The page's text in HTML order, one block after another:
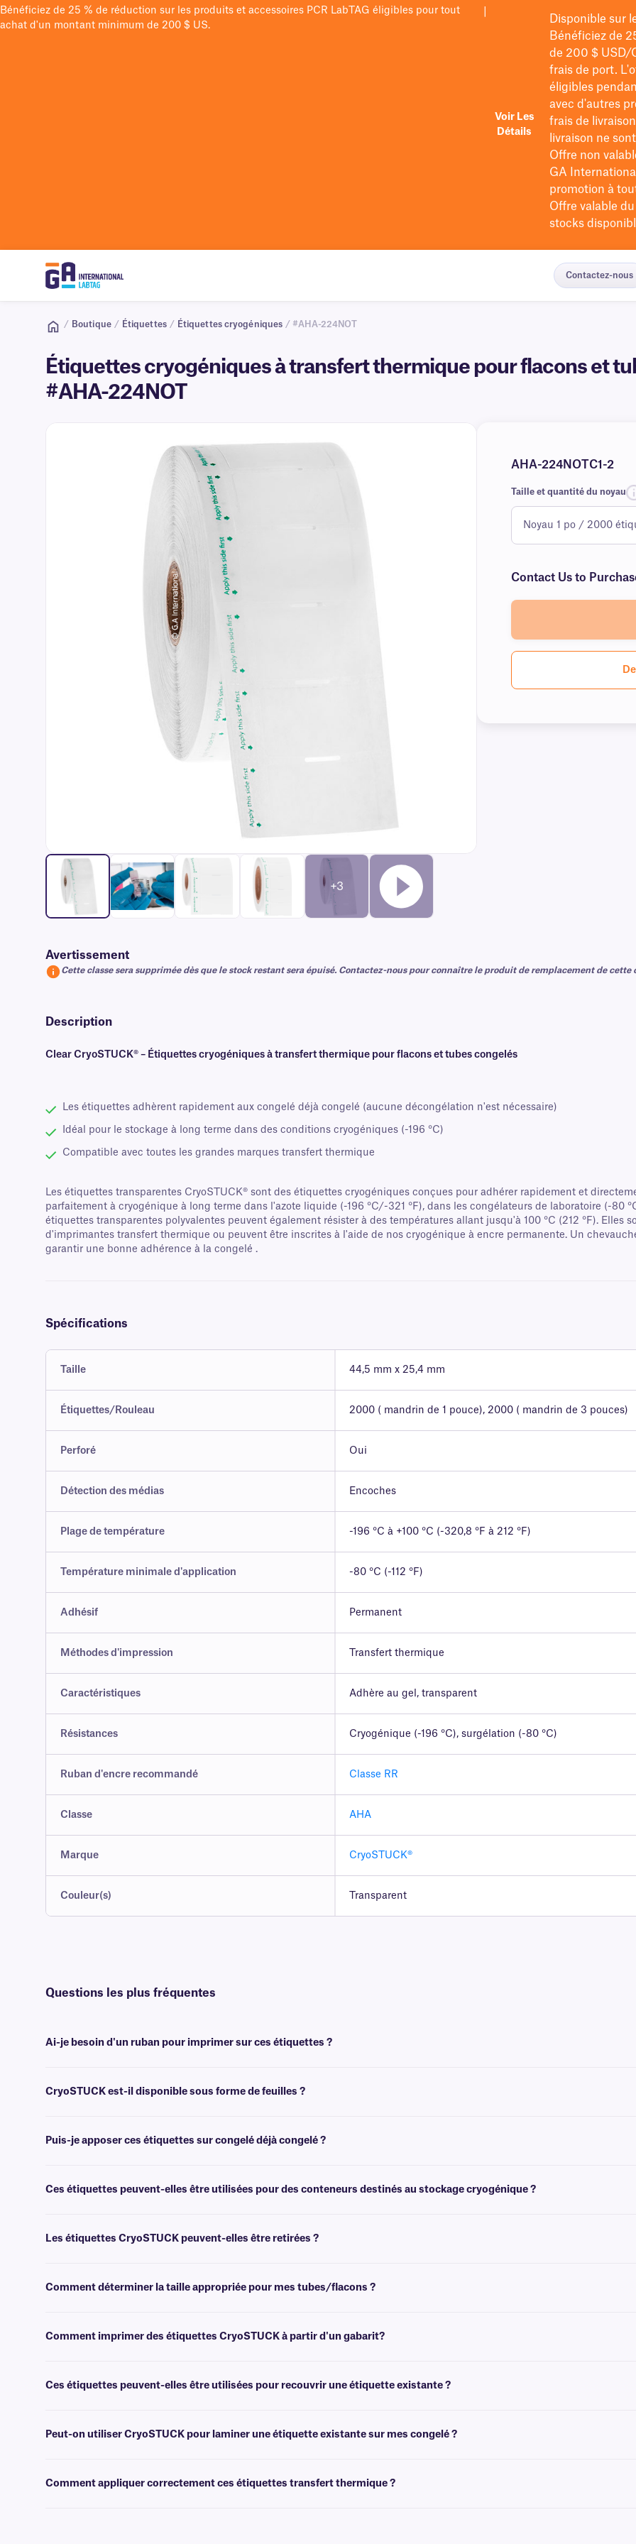
Bénéficiez de 25 % de réduction sur les produits et accessoires PCR LabTAG éligibles pour tout
achat d'un montant minimum de 200 $ US.
Voir Les
Détails
Disponible sur
Bénéficiez de
de 200 $USD/
frais de port.
éligibles
avec d'autres
frais de
livraison ne
Offre non
GA
promotion à
Offre valable
stocks
Contactez-nous
/ Boutique / Étiquettes / Étiquettes cryogéniques / #AHA-224NOT
Étiquettes cryogéniques à transfert thermique pour flacons et
#AHA-224NOT
+3
AHA-224NOTC1-2
Taille et quantité du noyau
Contact Us to
Avertissement
Cette classe sera supprimée dès que le stock restant sera épuisé. Contactez-nous pour connaître le produit de remplacement de cette
Description
Clear CryoSTUCK® – Étiquettes cryogéniques à transfert thermique pour flacons et tubes congelés
Les étiquettes adhèrent rapidement aux congelé déjà congelé (aucune décongélation n'est nécessaire)
Idéal pour le stockage à long terme dans des conditions cryogéniques (-196 °C)
Compatible avec toutes les grandes marques transfert thermique
Les étiquettes transparentes CryoSTUCK® sont des étiquettes cryogéniques conçues pour adhérer rapidement et
parfaitement à cryogénique à long terme dans l'azote liquide (-196 °C/-321 °F), dans les congélateurs de laboratoire (-80
étiquettes transparentes polyvalentes peuvent également résister à des températures allant jusqu'à 100 °C (212 °F). Elles
d'imprimantes transfert thermique ou peuvent être inscrites à l'aide de nos cryogénique à encre permanente. Un
garantir une bonne adhérence à la congelé .
Spécifications
Taille 44,5 mm x 25,4 mm
Étiquettes/Rouleau 2000 ( mandrin de 1 pouce), 2000 ( mandrin de 3 pouces)
Perforé Oui
Détection des médias Encoches
Plage de température -196 °C à +100 °C (-320,8 °F à 212 °F)
Température minimale d'application -80 °C (-112 °F)
Adhésif Permanent
Méthodes d'impression Transfert thermique
Caractéristiques Adhère au gel, transparent
Résistances Cryogénique (-196 °C), surgélation (-80 °C)
Ruban d'encre recommandé Classe RR
Classe AHA
Marque CryoSTUCK®
Couleur(s) Transparent
Questions les plus fréquentes
Ai-je besoin d'un ruban pour imprimer sur ces étiquettes ?
CryoSTUCK est-il disponible sous forme de feuilles ?
Puis-je apposer ces étiquettes sur congelé déjà congelé ?
Ces étiquettes peuvent-elles être utilisées pour des conteneurs destinés au stockage cryogénique ?
Les étiquettes CryoSTUCK peuvent-elles être retirées ?
Comment déterminer la taille appropriée pour mes tubes/flacons ?
Comment imprimer des étiquettes CryoSTUCK à partir d'un gabarit?
Ces étiquettes peuvent-elles être utilisées pour recouvrir une étiquette existante ?
Peut-on utiliser CryoSTUCK pour laminer une étiquette existante sur mes congelé ?
Comment appliquer correctement ces étiquettes transfert thermique ?